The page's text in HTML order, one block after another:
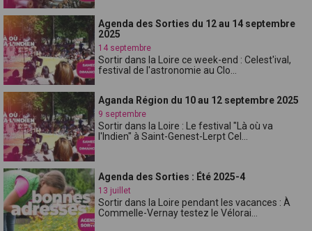
Agenda des Sorties du 12 au 14 septembre
2025
14 septembre
Sortir dans la Loire ce week-end : Celest'ival,
festival de l'astronomie au Clo...
Aganda Région du 10 au 12 septembre 2025
9 septembre
Sortir dans la Loire : Le festival "Là où va
l'Indien" à Saint-Genest-Lerpt Cel...
Agenda des Sorties : Été 2025-4
13 juillet
Sortir dans la Loire pendant les vacances : À
Commelle-Vernay testez le Vélorai...